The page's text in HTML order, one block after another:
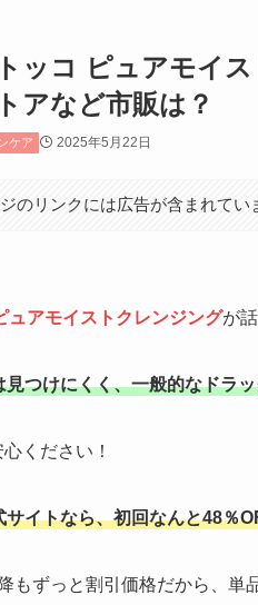
トッコ ピュアモイ
トアなど市販は？
ケア 2025年5月22日
のリンクには広告が含まれてい
ュアモイストクレンジングが
見つけにくく、一般的なドラ
ください！
サイトなら、初回なんと48％
もずっと割引価格だから、単